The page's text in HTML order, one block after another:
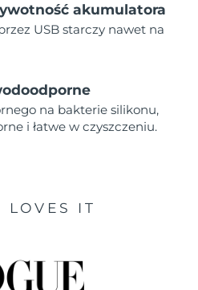
akumulatora
USB starczy nawet na
na bakterie silikonu,
i łatwe w czyszczeniu.
LOVES IT